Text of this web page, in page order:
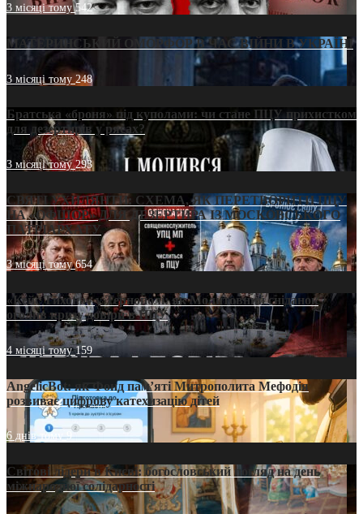
3 місяці тому542
МАТЕРИНСЬКИЙ ОМОРФОР В ЧАС ВІЙНИ В УКРАЇНІ
3 місяці тому248
Братська «броня» під куполами: чи стане ПЦУ прихистком
для дезертирів у рясах?
3 місяці тому293
СВЯТІ УХИЛЯНТИ: СХЕМА, ЯК ПЕРЕТВОРИТИ ПЦУ
НА «ОФШОР» ДЛЯ ДЕЗЕРТИРА ІЗ МОСКОВСЬКОГО
ПАТРІАРХАТУ
3 місяці тому654
«Кейс Тихона» у Тернополі: як Молитовний сніданок
оголив кризу довіри в ПЦУ
4 місяці тому159
AngelicBot: як Фонд пам’яті Митрополита Мефодія
розвиває цифрову катехизацію дітей
6 днів тому9
Світові лідери в Києві: богословський погляд на день
міжнародної солідарності